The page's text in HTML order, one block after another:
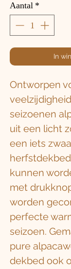
Aantal *
In
Ontworpen
seizoenen
uit een licht
een iets
kunnen
met
worden
perfecte
seizoen.
pure
dekbed ook